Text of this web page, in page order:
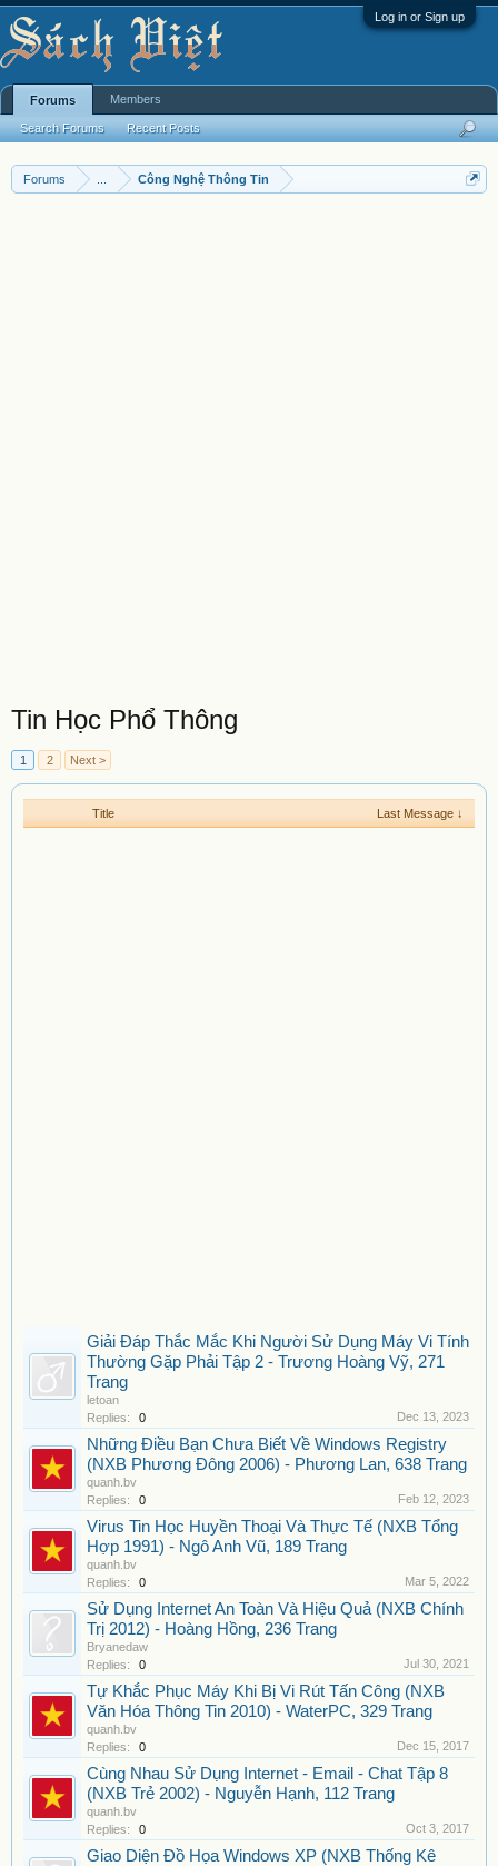
Log in or Sign up
Forums Công Nghệ Thông Tin
Tin Học Phổ Thông
1 2 Next >
Title Last Message ↓
Giải Đáp Thắc Mắc Khi Người Sử Dụng Máy Vi Tính
Thường Gặp Phải Tập 2 - Trương Hoàng Vỹ, 271
Trang
letoan
Replies:
0 Dec 13, 2023
Những Điều Bạn Chưa Biết Về Windows Registry
(NXB Phương Đông 2006) - Phương Lan, 638 Trang
quanh.bv
Replies:
0 Feb 12, 2023
Virus Tin Học Huyền Thoại Và Thực Tế (NXB Tổng
Hợp 1991) - Ngô Anh Vũ, 189 Trang
quanh.bv
Replies:
0 Mar 5, 2022
Sử Dụng Internet An Toàn Và Hiệu Quả (NXB Chính
Trị 2012) - Hoàng Hồng, 236 Trang
Bryanedaw
Replies:
0 Jul 30, 2021
Tự Khắc Phục Máy Khi Bị Vi Rút Tấn Công (NXB
Văn Hóa Thông Tin 2010) - WaterPC, 329 Trang
quanh.bv
Replies:
0 Dec 15, 2017
Cùng Nhau Sử Dụng Internet - Email - Chat Tập 8
(NXB Trẻ 2002) - Nguyễn Hạnh, 112 Trang
quanh.bv
Replies:
0 Oct 3, 2017
Giao Diện Đồ Họa Windows XP (NXB Thống Kê
Forums
Search Forums Recent Posts
Members